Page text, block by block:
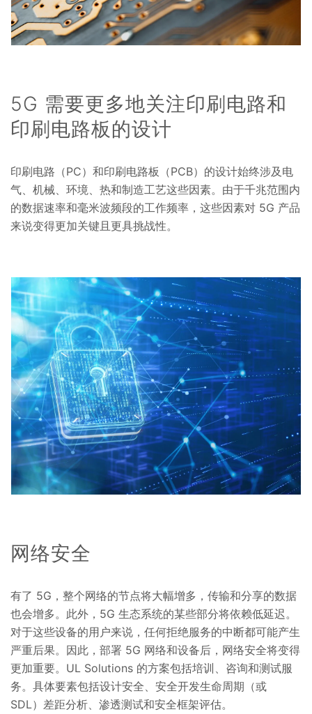
5G 需要更多地关注印刷电路和
印刷电路板的设计
印刷电路（PC）和印刷电路板（PCB）的设计始终涉及电
气、机械、环境、热和制造工艺这些因素。由于千兆范围内
的数据速率和毫米波频段的工作频率，这些因素对 5G 产品
来说变得更加关键且更具挑战性。
网络安全
有了 5G，整个网络的节点将大幅增多，传输和分享的数据
也会增多。此外，5G 生态系统的某些部分将依赖低延迟。
对于这些设备的用户来说，任何拒绝服务的中断都可能产生
严重后果。因此，部署 5G 网络和设备后，网络安全将变得
更加重要。UL Solutions 的方案包括培训、咨询和测试服
务。具体要素包括设计安全、安全开发生命周期（或
SDL）差距分析、渗透测试和安全框架评估。